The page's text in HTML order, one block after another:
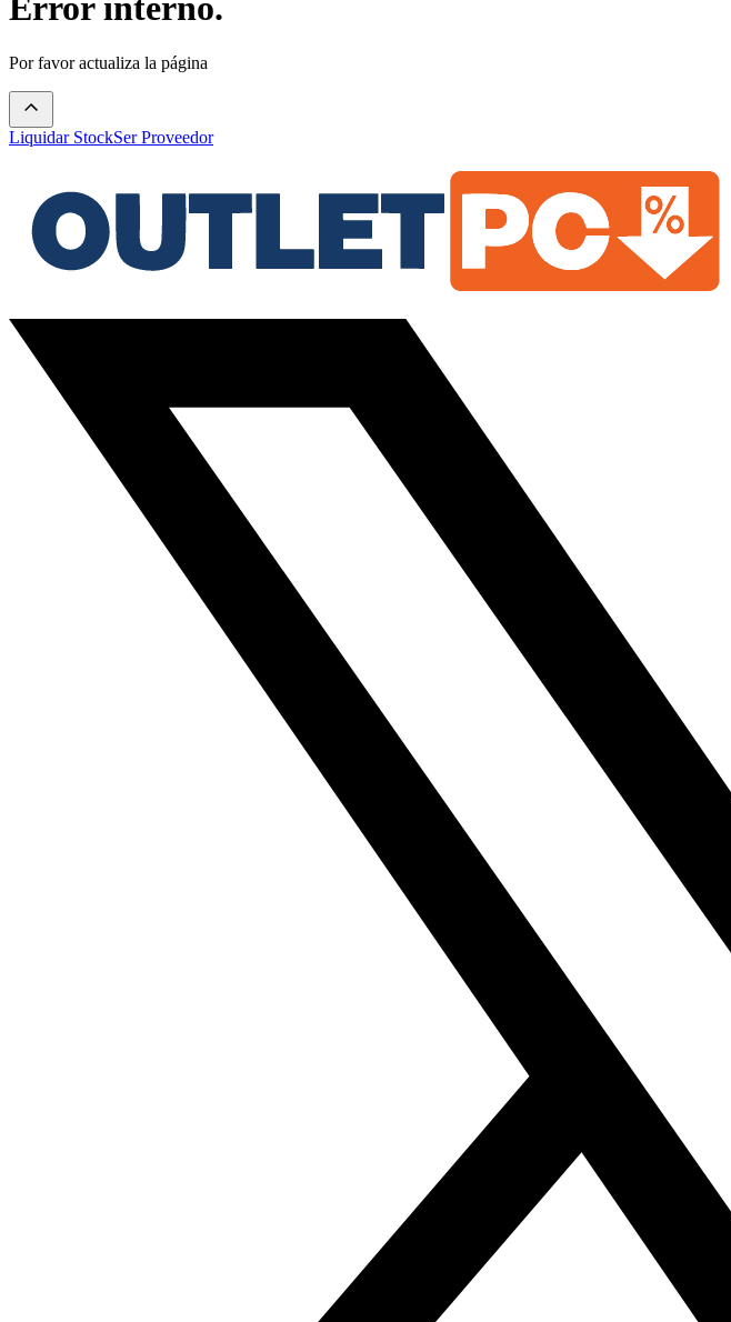
Error interno.
Por favor actualiza la página
Liquidar StockSer Proveedor